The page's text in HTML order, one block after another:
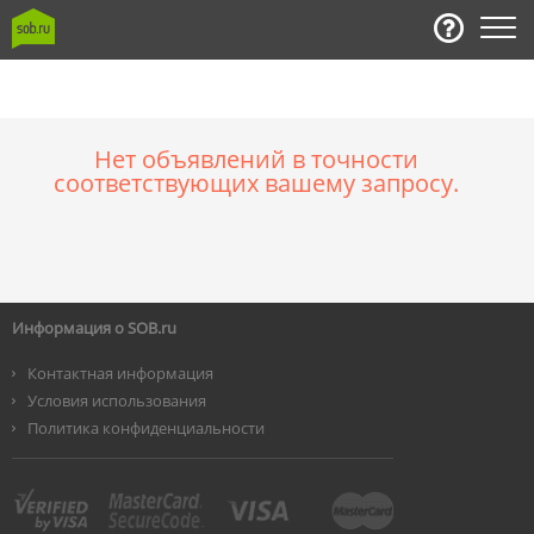
Нет объявлений в точности
соответствующих вашему запросу.
Информация о SOB.ru
Контактная информация
Условия использования
Политика конфиденциальности